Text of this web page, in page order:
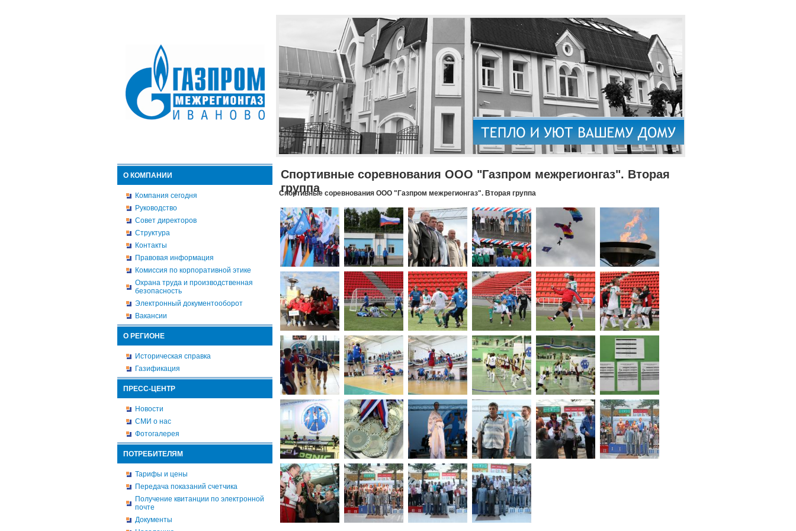
О КОМПАНИИ
Компания сегодня
Руководство
Совет директоров
Структура
Контакты
Правовая информация
Комиссия по корпоративной этике
Охрана труда и производственная
безопасность
Электронный документооборот
Вакансии
О РЕГИОНЕ
Историческая справка
Газификация
ПРЕСС-ЦЕНТР
Новости
СМИ о нас
Фотогалерея
ПОТРЕБИТЕЛЯМ
Тарифы и цены
Передача показаний счетчика
Получение квитанции по электронной
почте
Документы
Спортивные соревнования ООО "Газпром межрегионгаз". Вторая
группа
Спортивные соревнования ООО "Газпром межрегионгаз". Вторая группа